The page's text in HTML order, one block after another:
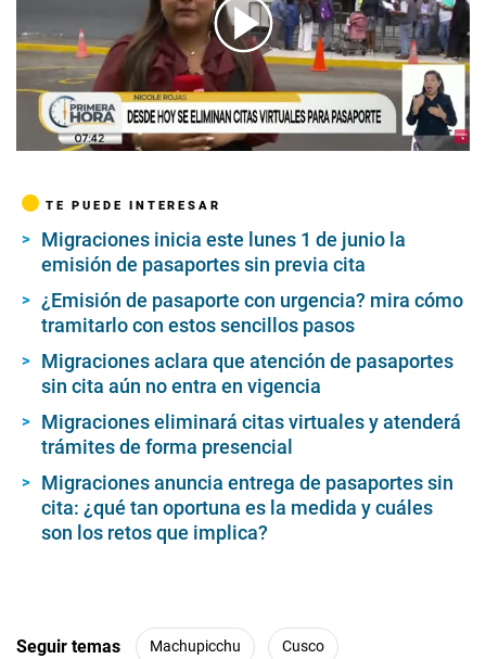
00:00/04:12
TE PUEDE INTERESAR
Migraciones inicia este lunes 1 de junio la
emisión de pasaportes sin previa cita
¿Emisión de pasaporte con urgencia? mira cómo
tramitarlo con estos sencillos pasos
Migraciones aclara que atención de pasaportes
sin cita aún no entra en vigencia
Migraciones eliminará citas virtuales y atenderá
trámites de forma presencial
Migraciones anuncia entrega de pasaportes sin
cita: ¿qué tan oportuna es la medida y cuáles
son los retos que implica?
Seguir temas Machupicchu Cusco